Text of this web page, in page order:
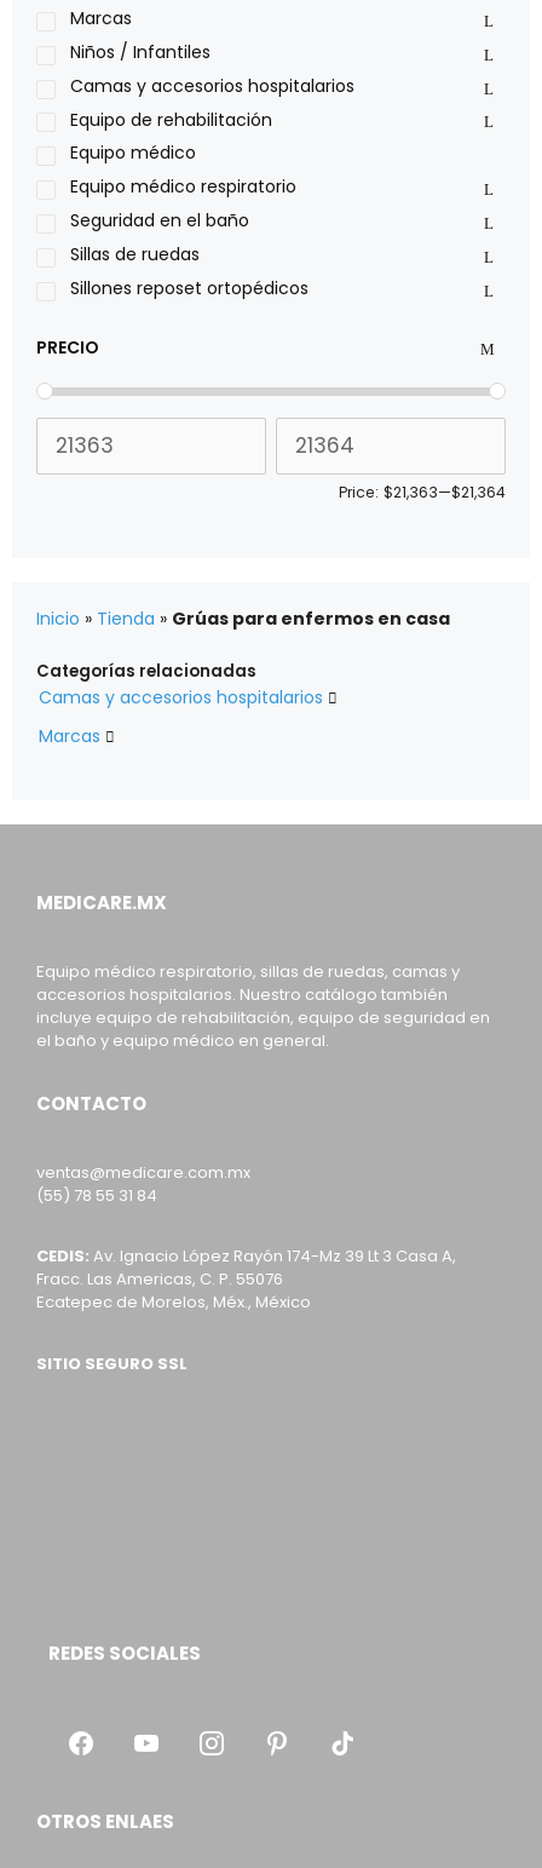
Nidek
Oxiplus
Philips
Pride
Roho
Sillas de ruedas Everest Jennings
Stealth products
Xiehe Medical
Marcas
Niños / Infantiles
Camas y accesorios hospitalarios
Equipo de rehabilitación
Equipo médico
Equipo médico respiratorio
Seguridad en el baño
Sillas de ruedas
Sillones reposet ortopédicos
PRECIO
Price: $21,363—$21,364
Inicio » Tienda » Grúas para enfermos en casa
Categorías relacionadas
Camas y accesorios hospitalarios 
Marcas 
MEDICARE.MX
Equipo médico respiratorio, sillas de ruedas, camas y
accesorios hospitalarios. Nuestro catálogo también
incluye equipo de rehabilitación, equipo de seguridad en
el baño y equipo médico en general.
CONTACTO
ventas@medicare.com.mx
(55) 78 55 31 84
CEDIS: Av. Ignacio López Rayón 174-Mz 39 Lt 3 Casa A,
Fracc. Las Americas, C. P. 55076
Ecatepec de Morelos, Méx., México
SITIO SEGURO SSL
REDES SOCIALES
OTROS ENLAES